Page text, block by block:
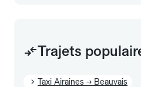
Trajets
Taxi Airaines → Beauvais